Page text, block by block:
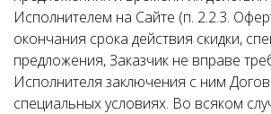
Исполнителем на Сайте (п. 2.2.3.
окончания срока действия скидки,
предложения, Заказчик не вправе
Исполнителя заключения с ним
специальных условиях. Во всяком